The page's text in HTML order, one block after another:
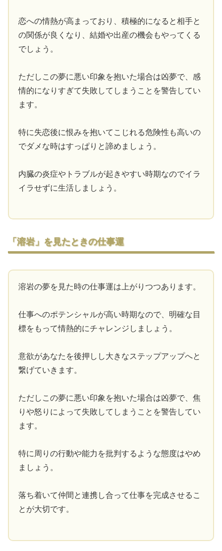
恋への情熱が高まっており、積極的になると相手と
の関係が良くなり、結婚や出産の機会もやってくる
でしょう。
ただしこの夢に悪い印象を抱いた場合は凶夢で、感
情的になりすぎて失敗してしまうことを警告してい
ます。
特に失恋後に恨みを抱いてこじれる危険性も高いの
でダメな時はすっぱりと諦めましょう。
内臓の炎症やトラブルが起きやすい時期なのでイラ
イラせずに生活しましょう。
「溶岩」を見たときの仕事運
溶岩の夢を見た時の仕事運は上がりつつあります。
仕事へのポテンシャルが高い時期なので、明確な目
標をもって情熱的にチャレンジしましょう。
意欲があなたを後押しし大きなステップアップへと
繋げていきます。
ただしこの夢に悪い印象を抱いた場合は凶夢で、焦
りや怒りによって失敗してしまうことを警告してい
ます。
特に周りの行動や能力を批判するような態度はやめ
ましょう。
落ち着いて仲間と連携し合って仕事を完成させるこ
とが大切です。